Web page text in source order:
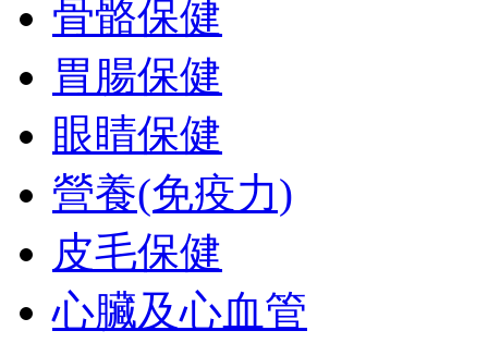
骨骼保健
胃腸保健
眼睛保健
營養(免疫力)
皮毛保健
心臟及心血管